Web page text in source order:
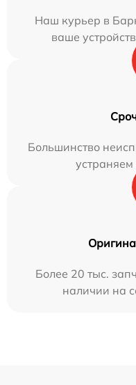
Наш курьер в
ваше
Большинство
устраняем
Более 20 тыс.
наличии на